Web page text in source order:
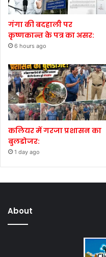
गंगा की बदहाली पर
कृष्णकान्त के पत्र का असर:
6 hours ago
कलियर में गरजा प्रशासन का
बुलडोजर:
1 day ago
About